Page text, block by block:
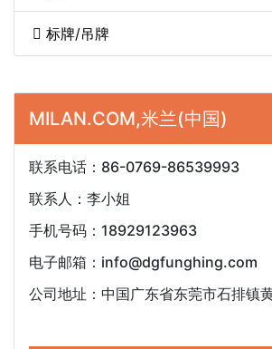
标牌/吊牌
MILAN.COM,米兰(中国)
联系电话：86-0769-86539993
联系人：李小姐
手机号码：18929123963
电子邮箱：info@dgfunghing.com
公司地址：中国广东省东莞市石排镇